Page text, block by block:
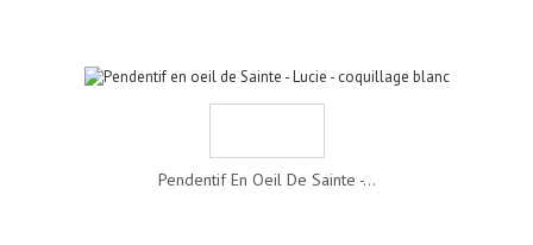
Pendentif En Oeil De Sainte -...